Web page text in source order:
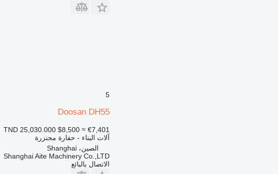
5
Doosan DH55
TND 25,030.000 $8,500 ≈ €7,401
آلات البناء - حفارة مجنزرة
الصين، Shanghai
Shanghai Aite Machinery Co.,LTD
الاتصال بالبائع